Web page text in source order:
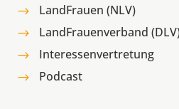
$ LandFrauen (NLV)
$ LandFrauenverband
$ Interessenvertretung
$ Podcast